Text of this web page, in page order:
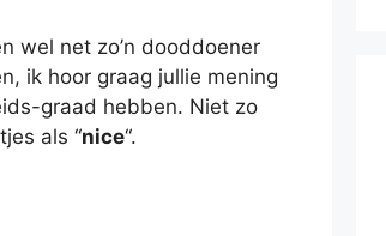
wel net zo’n dooddoener
ik hoor graag jullie mening
graad hebben. Niet zo
als “nice“.